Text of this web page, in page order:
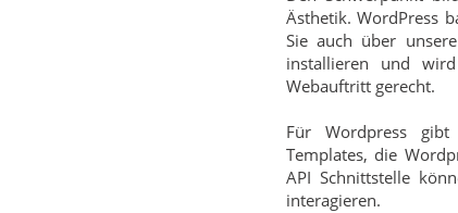
Ästhetik. WordPress
Sie auch über
installieren und
Webauftritt gerecht.
Für Wordpress
Templates, die
API Schnittstelle
interagieren.